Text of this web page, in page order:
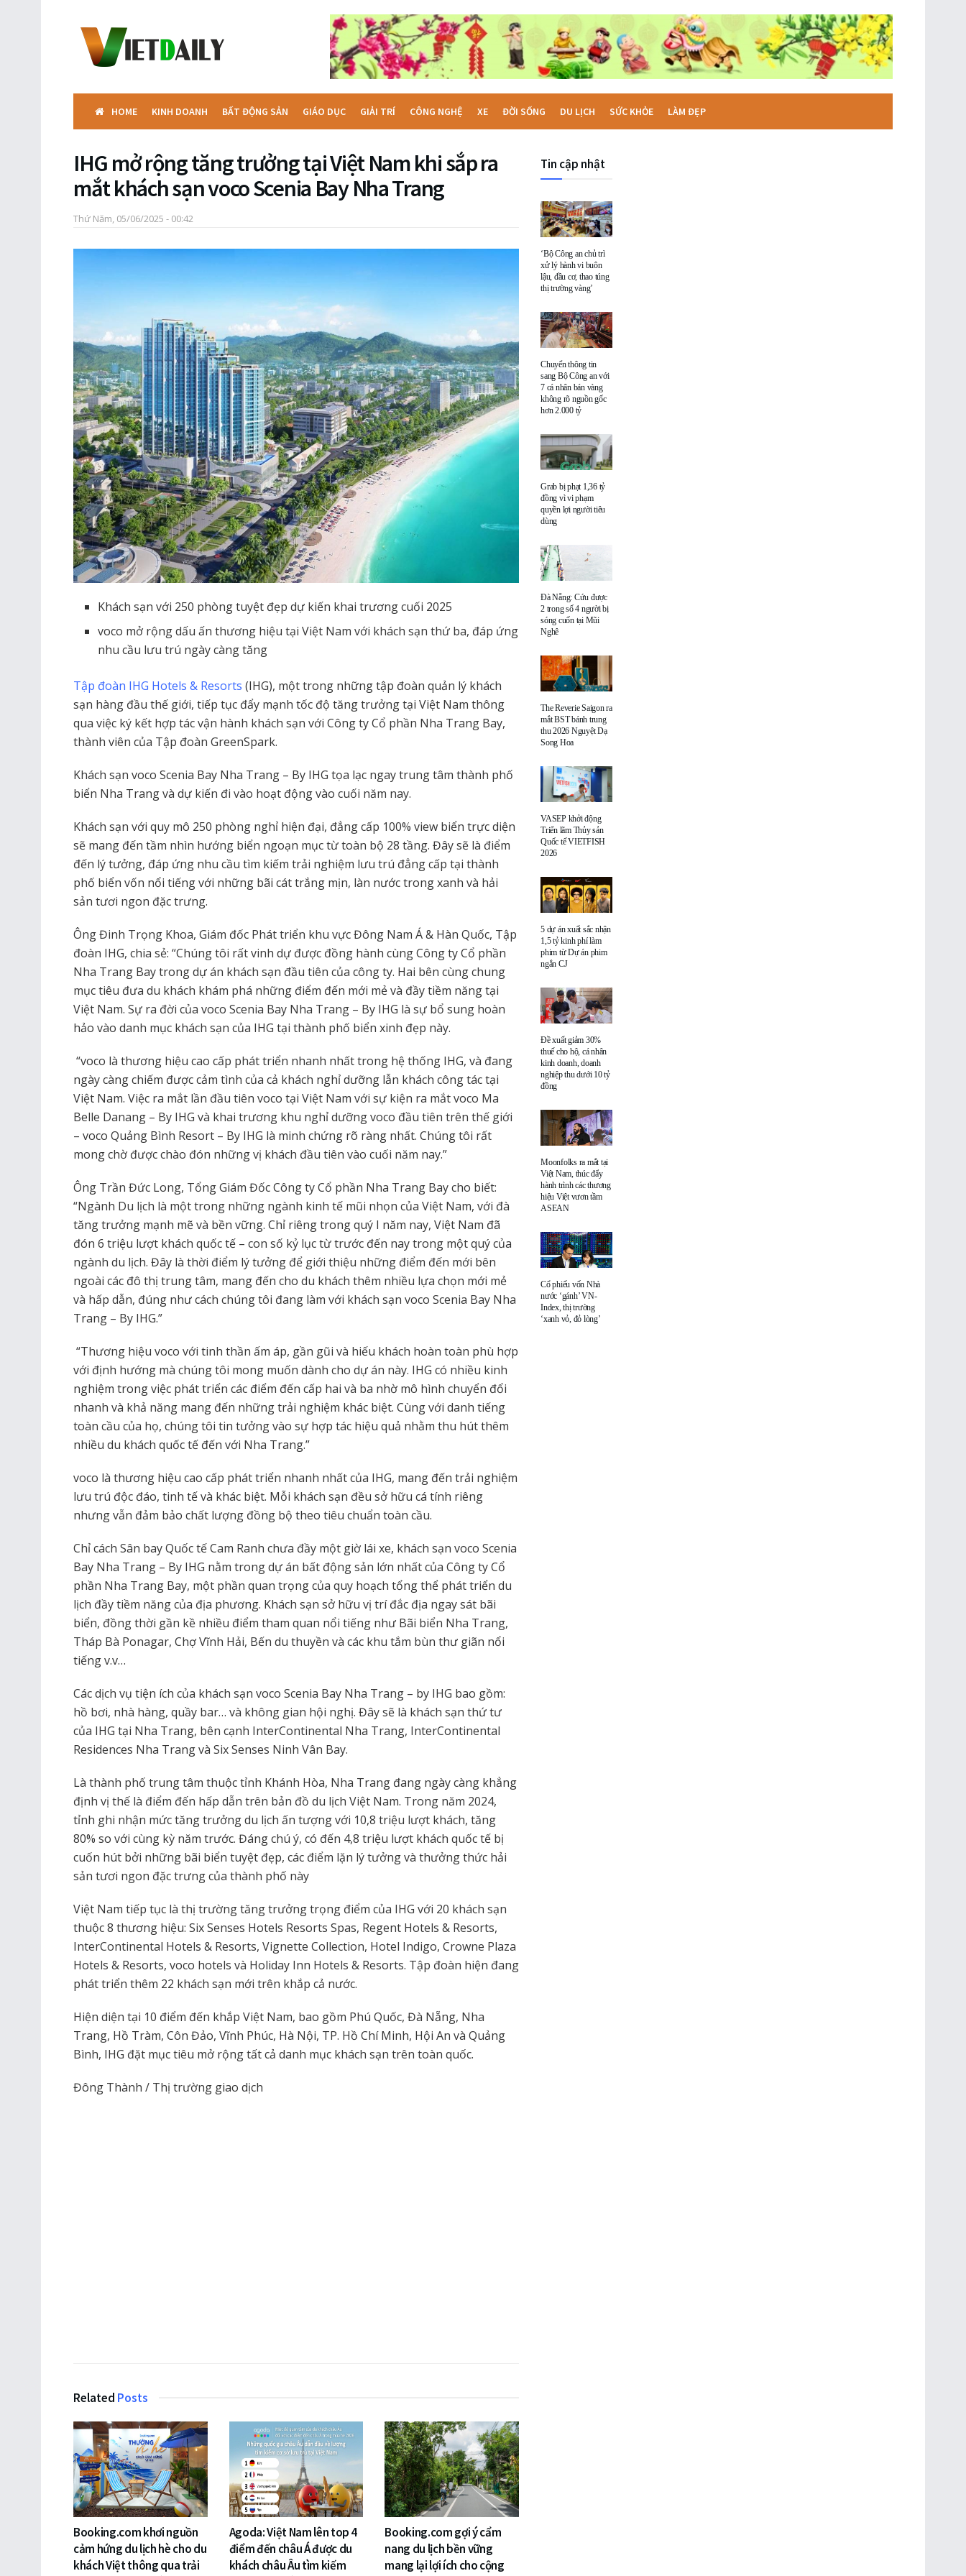
HOME KINH DOANH BẤT ĐỘNG SẢN GIÁO DỤC GIẢI TRÍ CÔNG NGHỆ XE ĐỜI SỐNG DU LỊCH SỨC KHỎE LÀM ĐẸP
IHG mở rộng tăng trưởng tại Việt Nam khi sắp ra
mắt khách sạn voco Scenia Bay Nha Trang
Thứ Năm, 05/06/2025 - 00:42
Khách sạn với 250 phòng tuyệt đẹp dự kiến khai trương cuối 2025
voco mở rộng dấu ấn thương hiệu tại Việt Nam với khách sạn thứ ba, đáp ứng
nhu cầu lưu trú ngày càng tăng
Tập đoàn IHG Hotels & Resorts (IHG), một trong những tập đoàn quản lý khách
sạn hàng đầu thế giới, tiếp tục đẩy mạnh tốc độ tăng trưởng tại Việt Nam thông
qua việc ký kết hợp tác vận hành khách sạn với Công ty Cổ phần Nha Trang Bay,
thành viên của Tập đoàn GreenSpark.
Khách sạn voco Scenia Bay Nha Trang – By IHG tọa lạc ngay trung tâm thành phố
biển Nha Trang và dự kiến đi vào hoạt động vào cuối năm nay.
Khách sạn với quy mô 250 phòng nghỉ hiện đại, đẳng cấp 100% view biển trực diện
sẽ mang đến tầm nhìn hướng biển ngoạn mục từ toàn bộ 28 tầng. Đây sẽ là điểm
đến lý tưởng, đáp ứng nhu cầu tìm kiếm trải nghiệm lưu trú đẳng cấp tại thành
phố biển vốn nổi tiếng với những bãi cát trắng mịn, làn nước trong xanh và hải
sản tươi ngon đặc trưng.
Ông Đinh Trọng Khoa, Giám đốc Phát triển khu vực Đông Nam Á & Hàn Quốc, Tập
đoàn IHG, chia sẻ: “Chúng tôi rất vinh dự được đồng hành cùng Công ty Cổ phần
Nha Trang Bay trong dự án khách sạn đầu tiên của công ty. Hai bên cùng chung
mục tiêu đưa du khách khám phá những điểm đến mới mẻ và đầy tiềm năng tại
Việt Nam. Sự ra đời của voco Scenia Bay Nha Trang – By IHG là sự bổ sung hoàn
hảo vào danh mục khách sạn của IHG tại thành phố biển xinh đẹp này.
“voco là thương hiệu cao cấp phát triển nhanh nhất trong hệ thống IHG, và đang
ngày càng chiếm được cảm tình của cả khách nghỉ dưỡng lẫn khách công tác tại
Việt Nam. Việc ra mắt lần đầu tiên voco tại Việt Nam với sự kiện ra mắt voco Ma
Belle Danang – By IHG và khai trương khu nghỉ dưỡng voco đầu tiên trên thế giới
– voco Quảng Bình Resort – By IHG là minh chứng rõ ràng nhất. Chúng tôi rất
mong chờ được chào đón những vị khách đầu tiên vào cuối năm nay.”
Ông Trần Đức Long, Tổng Giám Đốc Công ty Cổ phần Nha Trang Bay cho biết:
“Ngành Du lịch là một trong những ngành kinh tế mũi nhọn của Việt Nam, với đà
tăng trưởng mạnh mẽ và bền vững. Chỉ riêng trong quý I năm nay, Việt Nam đã
đón 6 triệu lượt khách quốc tế – con số kỷ lục từ trước đến nay trong một quý của
ngành du lịch. Đây là thời điểm lý tưởng để giới thiệu những điểm đến mới bên
ngoài các đô thị trung tâm, mang đến cho du khách thêm nhiều lựa chọn mới mẻ
và hấp dẫn, đúng như cách chúng tôi đang làm với khách sạn voco Scenia Bay Nha
Trang – By IHG.”
“Thương hiệu voco với tinh thần ấm áp, gần gũi và hiếu khách hoàn toàn phù hợp
với định hướng mà chúng tôi mong muốn dành cho dự án này. IHG có nhiều kinh
nghiệm trong việc phát triển các điểm đến cấp hai và ba nhờ mô hình chuyển đổi
nhanh và khả năng mang đến những trải nghiệm khác biệt. Cùng với danh tiếng
toàn cầu của họ, chúng tôi tin tưởng vào sự hợp tác hiệu quả nhằm thu hút thêm
nhiều du khách quốc tế đến với Nha Trang.”
voco là thương hiệu cao cấp phát triển nhanh nhất của IHG, mang đến trải nghiệm
lưu trú độc đáo, tinh tế và khác biệt. Mỗi khách sạn đều sở hữu cá tính riêng
nhưng vẫn đảm bảo chất lượng đồng bộ theo tiêu chuẩn toàn cầu.
Chỉ cách Sân bay Quốc tế Cam Ranh chưa đầy một giờ lái xe, khách sạn voco Scenia
Bay Nha Trang – By IHG nằm trong dự án bất động sản lớn nhất của Công ty Cổ
phần Nha Trang Bay, một phần quan trọng của quy hoạch tổng thể phát triển du
lịch đầy tiềm năng của địa phương. Khách sạn sở hữu vị trí đắc địa ngay sát bãi
biển, đồng thời gần kề nhiều điểm tham quan nổi tiếng như Bãi biển Nha Trang,
Tháp Bà Ponagar, Chợ Vĩnh Hải, Bến du thuyền và các khu tắm bùn thư giãn nổi
tiếng v.v…
Các dịch vụ tiện ích của khách sạn voco Scenia Bay Nha Trang – by IHG bao gồm:
hồ bơi, nhà hàng, quầy bar… và không gian hội nghị. Đây sẽ là khách sạn thứ tư
của IHG tại Nha Trang, bên cạnh InterContinental Nha Trang, InterContinental
Residences Nha Trang và Six Senses Ninh Vân Bay.
Là thành phố trung tâm thuộc tỉnh Khánh Hòa, Nha Trang đang ngày càng khẳng
định vị thế là điểm đến hấp dẫn trên bản đồ du lịch Việt Nam. Trong năm 2024,
tỉnh ghi nhận mức tăng trưởng du lịch ấn tượng với 10,8 triệu lượt khách, tăng
80% so với cùng kỳ năm trước. Đáng chú ý, có đến 4,8 triệu lượt khách quốc tế bị
cuốn hút bởi những bãi biển tuyệt đẹp, các điểm lặn lý tưởng và thưởng thức hải
sản tươi ngon đặc trưng của thành phố này
Việt Nam tiếp tục là thị trường tăng trưởng trọng điểm của IHG với 20 khách sạn
thuộc 8 thương hiệu: Six Senses Hotels Resorts Spas, Regent Hotels & Resorts,
InterContinental Hotels & Resorts, Vignette Collection, Hotel Indigo, Crowne Plaza
Hotels & Resorts, voco hotels và Holiday Inn Hotels & Resorts. Tập đoàn hiện đang
phát triển thêm 22 khách sạn mới trên khắp cả nước.
Hiện diện tại 10 điểm đến khắp Việt Nam, bao gồm Phú Quốc, Đà Nẵng, Nha
Trang, Hồ Tràm, Côn Đảo, Vĩnh Phúc, Hà Nội, TP. Hồ Chí Minh, Hội An và Quảng
Bình, IHG đặt mục tiêu mở rộng tất cả danh mục khách sạn trên toàn quốc.
Đông Thành / Thị trường giao dịch
Related Posts
Booking.com khơi nguồn
cảm hứng du lịch hè cho du
khách Việt thông qua trải
Agoda: Việt Nam lên top 4
điểm đến châu Á được du
khách châu Âu tìm kiếm
Booking.com gợi ý cẩm
nang du lịch bền vững
mang lại lợi ích cho cộng
Tin cập nhật
‘Bộ Công an chủ trì
xử lý hành vi buôn
lậu, đầu cơ, thao túng
thị trường vàng’
Chuyển thông tin
sang Bộ Công an với
7 cá nhân bán vàng
không rõ nguồn gốc
hơn 2.000 tỷ
Grab bị phạt 1,36 tỷ
đồng vì vi phạm
quyền lợi người tiêu
dùng
Đà Nẵng: Cứu được
2 trong số 4 người bị
sóng cuốn tại Mũi
Nghê
The Reverie Saigon ra
mắt BST bánh trung
thu 2026 Nguyệt Dạ
Song Hoa
VASEP khởi động
Triển lãm Thủy sản
Quốc tế VIETFISH
2026
5 dự án xuất sắc nhận
1,5 tỷ kinh phí làm
phim từ Dự án phim
ngắn CJ
Đề xuất giảm 30%
thuế cho hộ, cá nhân
kinh doanh, doanh
nghiệp thu dưới 10 tỷ
đồng
Moonfolks ra mắt tại
Việt Nam, thúc đẩy
hành trình các thương
hiệu Việt vươn tầm
ASEAN
Cổ phiếu vốn Nhà
nước ‘gánh’ VN-
Index, thị trường
‘xanh vỏ, đỏ lòng’